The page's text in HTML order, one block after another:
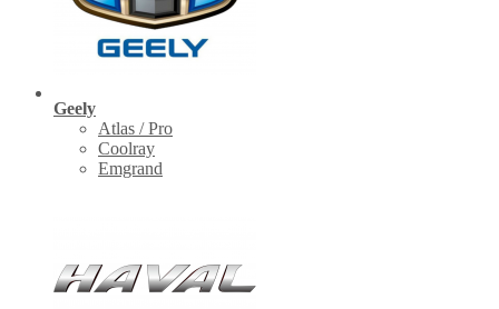
Geely
Atlas / Pro
Coolray
Emgrand